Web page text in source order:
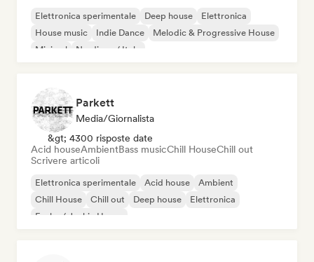
Elettronica sperimentale Deep house
Elettronica
House music
Indie Dance
Melodic & Progressive House
Minimal
Nu-disco / Italo
Parkett
Media/Giornalista
&gt; 4300 risposte date
Acid houseAmbientBass musicChill HouseChill out
Scrivere articoli
Elettronica sperimentale Acid house
Ambient
Chill House
Chill out Deep house
Elettronica
Funky / Jackin House